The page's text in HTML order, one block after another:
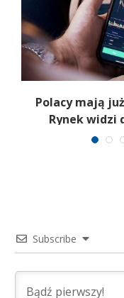
Polacy mają
Rynek widzi
Subscribe